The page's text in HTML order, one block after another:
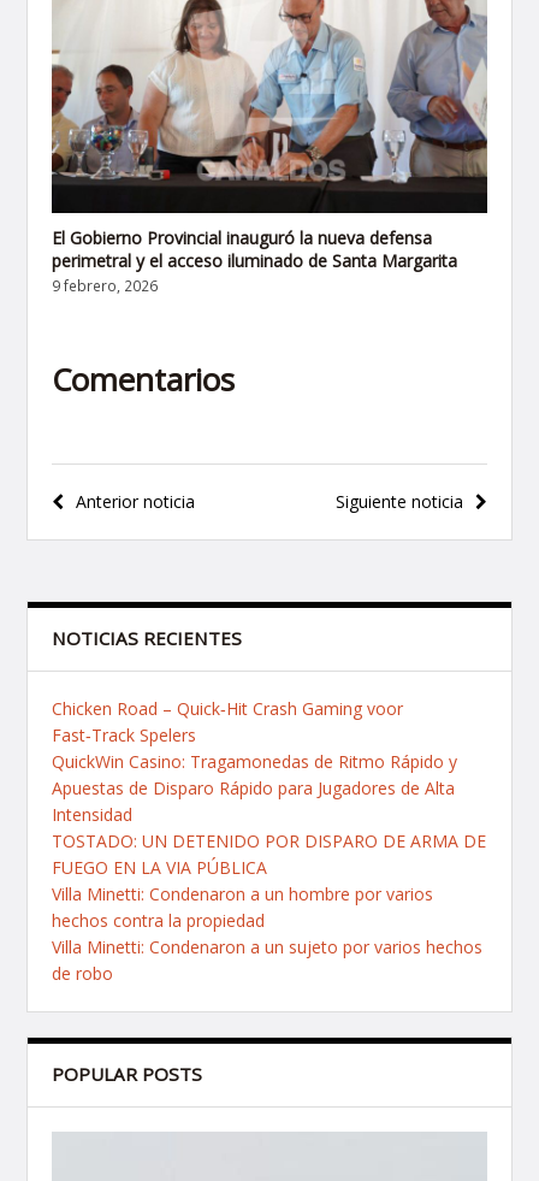
El Gobierno Provincial inauguró la nueva defensa
perimetral y el acceso iluminado de Santa Margarita
9 febrero, 2026
Comentarios
Navegación
de
Siguiente noticia
Anterior noticia
NOTICIAS RECIENTES
Chicken Road – Quick‑Hit Crash Gaming voor
Fast‑Track Spelers
QuickWin Casino: Tragamonedas de Ritmo Rápido y
Apuestas de Disparo Rápido para Jugadores de Alta
Intensidad
TOSTADO: UN DETENIDO POR DISPARO DE ARMA DE
FUEGO EN LA VIA PÚBLICA
Villa Minetti: Condenaron a un hombre por varios
hechos contra la propiedad
Villa Minetti: Condenaron a un sujeto por varios hechos
de robo
POPULAR POSTS